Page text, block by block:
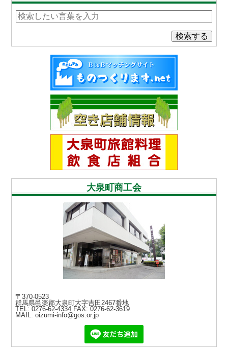
検索する
大泉町商工会
〒370-0523
群馬県邑楽郡大泉町大字吉田2467番地
TEL: 0276-62-4334 FAX: 0276-62-3619
MAIL: oizumi-info@gos.or.jp